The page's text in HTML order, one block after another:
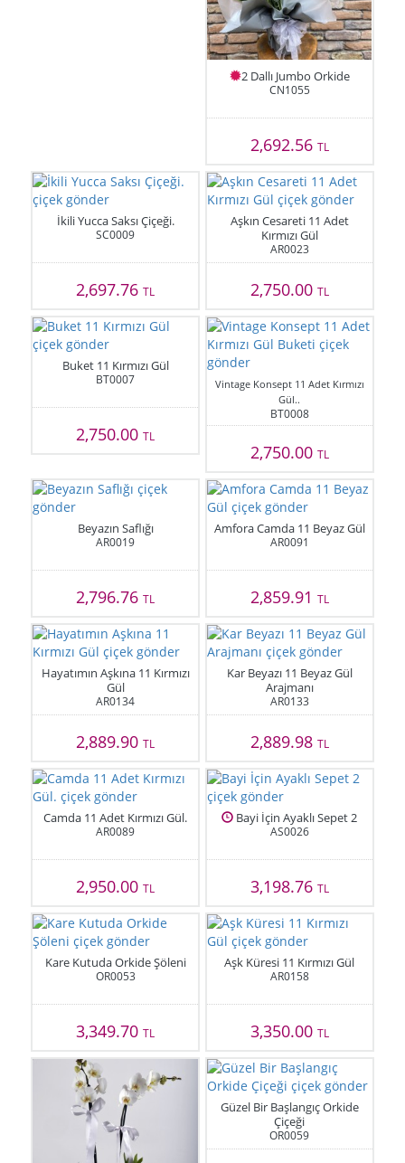
2 Dallı Jumbo Orkide
CN1055
2,692.56 TL
İkili Yucca Saksı Çiçeği.
SC0009
2,697.76TL
Aşkın Cesareti 11 Adet
Kırmızı Gül
AR0023
2,750.00 TL
Buket 11 Kırmızı Gül
BT0007
2,750.00TL
Vintage Konsept 11 Adet Kırmızı
Gül..
BT0008
2,750.00 TL
Beyazın Saflığı
AR0019
2,796.76TL
Amfora Camda 11 Beyaz Gül
AR0091
2,859.91 TL
Hayatımın Aşkına 11 Kırmızı
Gül
AR0134
2,889.90TL
Kar Beyazı 11 Beyaz Gül
Arajmanı
AR0133
2,889.98 TL
Camda 11 Adet Kırmızı Gül.
AR0089
2,950.00TL
Bayi İçin Ayaklı Sepet 2
AS0026
3,198.76 TL
Kare Kutuda Orkide Şöleni
OR0053
3,349.70TL
Aşk Küresi 11 Kırmızı Gül
AR0158
3,350.00 TL
Güzel Bir Başlangıç Orkide
Çiçeği
OR0059